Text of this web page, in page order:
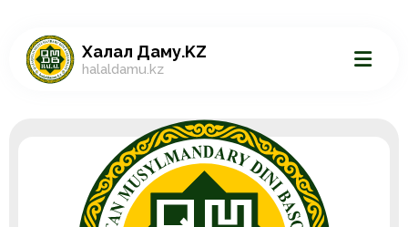
Халал Даму.KZ
halaldamu.kz